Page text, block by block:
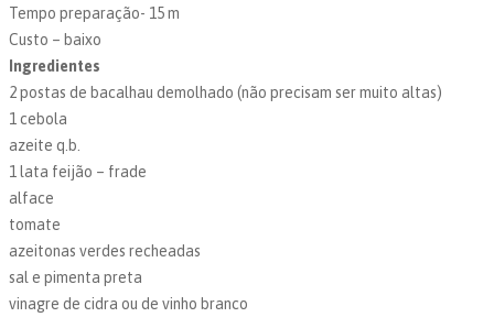
Tempo preparação- 15 m
Custo – baixo
Ingredientes
2 postas de bacalhau demolhado (não precisam ser muito altas)
1 cebola
azeite q.b.
1 lata feijão – frade
alface
tomate
azeitonas verdes recheadas
sal e pimenta preta
vinagre de cidra ou de vinho branco